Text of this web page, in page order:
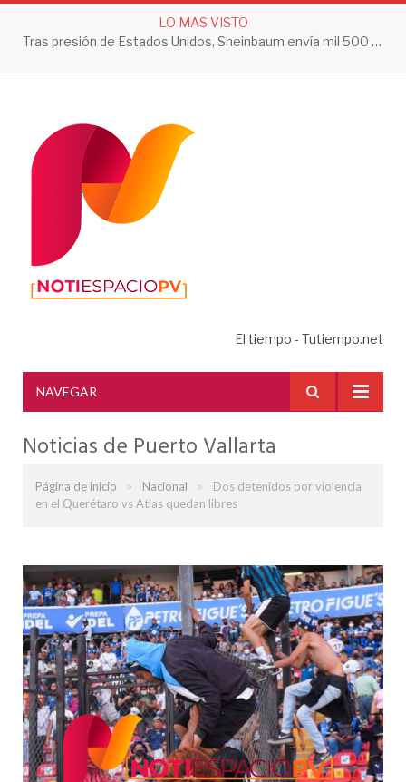
LO MAS VISTO
Tras presión de Estados Unidos, Sheinbaum envía mil 500 soldados a Michoacán
El tiempo - Tutiempo.net
NAVEGAR
Noticias de Puerto Vallarta
Página de inicio » Nacional »
Dos detenidos por violencia
en el Querétaro vs Atlas quedan libres